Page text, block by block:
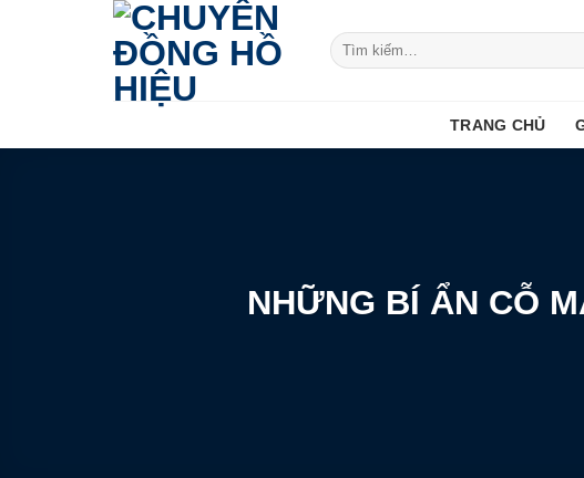
Tìm
kiếm:
TRANG CHỦ
NHỮNG BÍ ẨN CỖ